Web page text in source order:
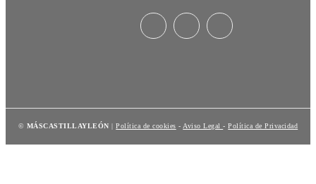
© MÁSCASTILLAYLEÓN |Política de cookies - Aviso Legal-Política de Privacidad